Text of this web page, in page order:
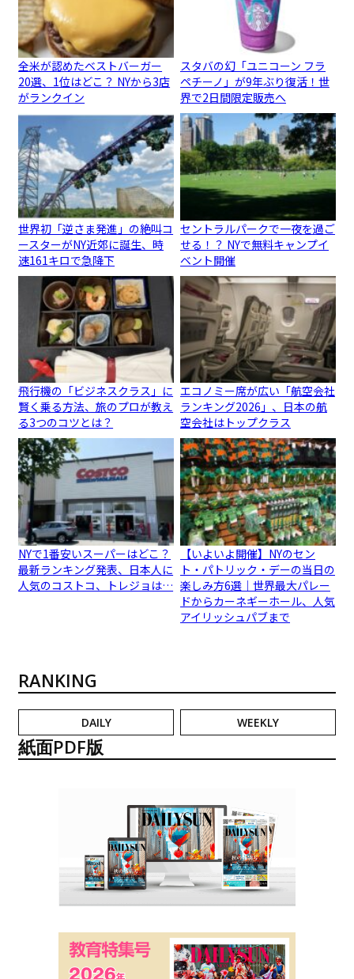
全米が認めたベストバーガー
20選、1位はどこ？ NYから3店
がランクイン
スタバの幻「ユニコーン フラ
ペチーノ」が9年ぶり復活！世
界で2日間限定販売へ
世界初「逆さま発進」の絶叫コ
ースターがNY近郊に誕生、時
速161キロで急降下
セントラルパークで一夜を過ご
せる！？ NYで無料キャンプイ
ベント開催
飛行機の「ビジネスクラス」に
賢く乗る方法、旅のプロが教え
る3つのコツとは？
エコノミー席が広い「航空会社
ランキング2026」、日本の航
空会社はトップクラス
NYで1番安いスーパーはどこ？
最新ランキング発表、日本人に
人気のコストコ、トレジョは…
【いよいよ開催】NYのセン
ト・パトリック・デーの当日の
楽しみ方6選｜世界最大パレー
ドからカーネギーホール、人気
アイリッシュパブまで
RANKING
DAILY WEEKLY
紙面PDF版